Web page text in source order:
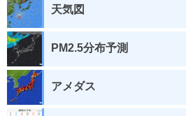
天気図
PM2.5分布予測
アメダス